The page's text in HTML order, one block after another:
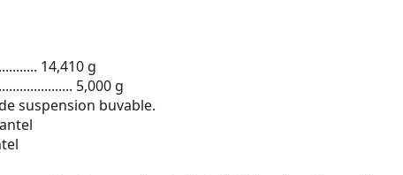
14,410 g
5,000 g
suspension buvable.